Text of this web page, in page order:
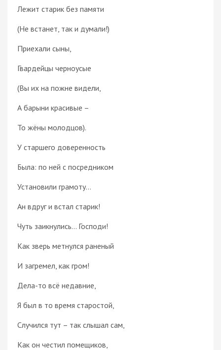
Лежит старик без памяти
(Не встанет, так и думали!)
Приехали сыны,
Гвардейцы черноусые
(Вы их на пожне видели,
А барыни красивые –
То жёны молодцов).
У старшего доверенность
Была: по ней с посредником
Установили грамоту...
Ан вдруг и встал старик!
Чуть заикнулись... Господи!
Как зверь метнулся раненый
И загремел, как гром!
Дела-то всё недавние,
Я был в то время старостой,
Случился тут – так слышал сам,
Как он честил помещиков,